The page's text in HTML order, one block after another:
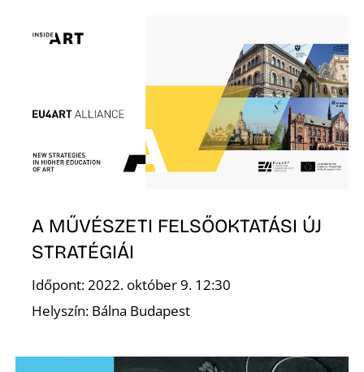
A MŰVÉSZETI FELSŐOKTATÁSI ÚJ
STRATÉGIÁI
Időpont: 2022. október 9. 12:30
Helyszín: Bálna Budapest